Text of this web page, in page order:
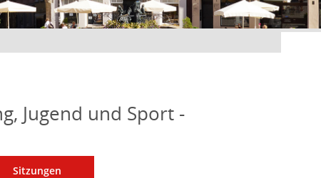
Jugend und Sport -
Sitzungen